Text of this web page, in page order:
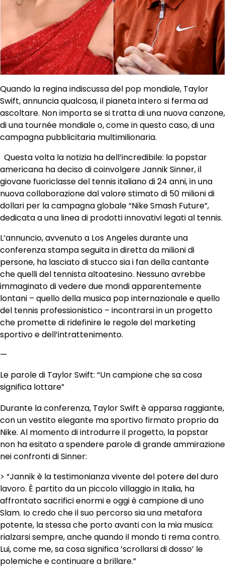
Quando la regina indiscussa del pop mondiale, Taylor
Swift, annuncia qualcosa, il pianeta intero si ferma ad
ascoltare. Non importa se si tratta di una nuova canzone,
di una tournée mondiale o, come in questo caso, di una
campagna pubblicitaria multimilionaria.
Questa volta la notizia ha dell’incredibile: la popstar
americana ha deciso di coinvolgere Jannik Sinner, il
giovane fuoriclasse del tennis italiano di 24 anni, in una
nuova collaborazione dal valore stimato di 50 milioni di
dollari per la campagna globale “Nike Smash Future”,
dedicata a una linea di prodotti innovativi legati al tennis.
L’annuncio, avvenuto a Los Angeles durante una
conferenza stampa seguita in diretta da milioni di
persone, ha lasciato di stucco sia i fan della cantante
che quelli del tennista altoatesino. Nessuno avrebbe
immaginato di vedere due mondi apparentemente
lontani – quello della musica pop internazionale e quello
del tennis professionistico – incontrarsi in un progetto
che promette di ridefinire le regole del marketing
sportivo e dell’intrattenimento.
—
Le parole di Taylor Swift: “Un campione che sa cosa
significa lottare”
Durante la conferenza, Taylor Swift è apparsa raggiante,
con un vestito elegante ma sportivo firmato proprio da
Nike. Al momento di introdurre il progetto, la popstar
non ha esitato a spendere parole di grande ammirazione
nei confronti di Sinner:
> “Jannik è la testimonianza vivente del potere del duro
lavoro. È partito da un piccolo villaggio in Italia, ha
affrontato sacrifici enormi e oggi è campione di uno
Slam. Io credo che il suo percorso sia una metafora
potente, la stessa che porto avanti con la mia musica:
rialzarsi sempre, anche quando il mondo ti rema contro.
Lui, come me, sa cosa significa ‘scrollarsi di dosso’ le
polemiche e continuare a brillare.”